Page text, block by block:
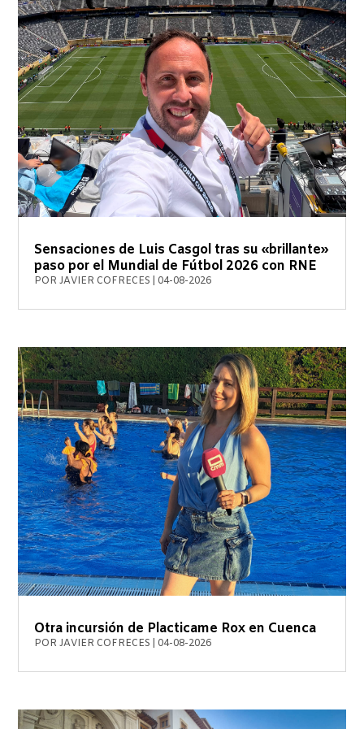
Sensaciones de Luis Casgol tras su «brillante»
paso por el Mundial de Fútbol 2026 con RNE
PORJAVIER COFRECES 04-08-2026
Otra incursión de Placticame Rox en Cuenca
PORJAVIER COFRECES 04-08-2026